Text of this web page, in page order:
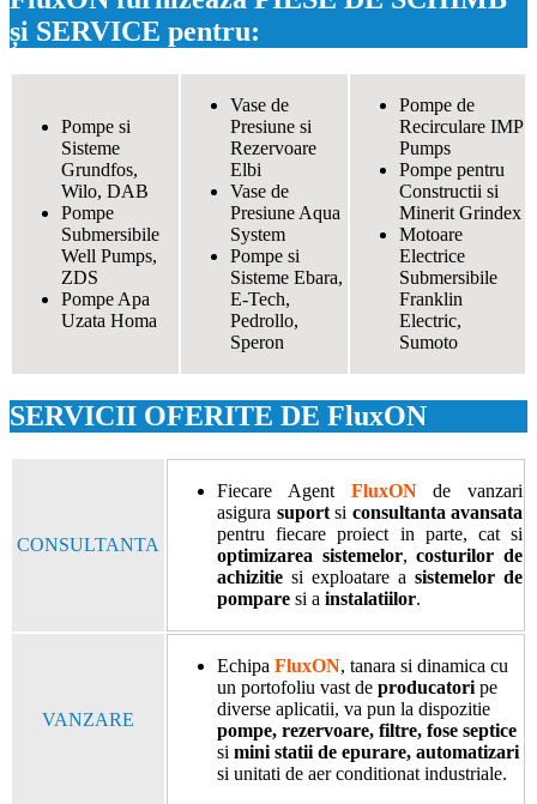
și SERVICE pentru:
Pompe si
Sisteme
Grundfos,
Wilo, DAB
Pompe
Submersibile
Well Pumps,
ZDS
Pompe Apa
Uzata Homa
Vase de
Presiune si
Rezervoare
Elbi
Vase de
Presiune Aqua
System
Pompe si
Sisteme Ebara,
E-Tech,
Pedrollo,
Speron
Pompe de
Recirculare IMP
Pumps
Pompe pentru
Constructii si
Minerit Grindex
Motoare
Electrice
Submersibile
Franklin
Electric,
Sumoto
SERVICII OFERITE DE FluxON
CONSULTANTA
Fiecare Agent FluxONde vanzari
asigura suport si consultanta avansata
pentru fiecare proiect in parte, cat si
optimizarea sistemelor,costurilor de
achizitie si exploatare a sistemelor de
pompare si a instalatiilor.
VANZARE
Echipa FluxON, tanara si dinamica cu
un portofoliu vast de producatori pe
diverse aplicatii, va pun la dispozitie
pompe, rezervoare, filtre, fose septice
si mini statii de epurare, automatizari
si unitati de aer conditionat industriale.